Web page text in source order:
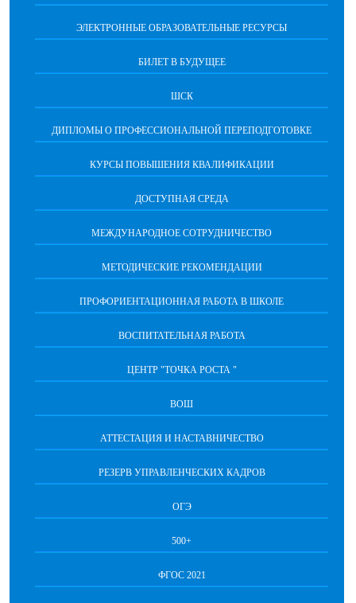
ЭЛЕКТРОННЫЕ ОБРАЗОВАТЕЛЬНЫЕ РЕСУРСЫ
БИЛЕТ В БУДУЩЕЕ
ШСК
ДИПЛОМЫ О ПРОФЕССИОНАЛЬНОЙ ПЕРЕПОДГОТОВКЕ
КУРСЫ ПОВЫШЕНИЯ КВАЛИФИКАЦИИ
ДОСТУПНАЯ СРЕДА
МЕЖДУНАРОДНОЕ СОТРУДНИЧЕСТВО
МЕТОДИЧЕСКИЕ РЕКОМЕНДАЦИИ
ПРОФОРИЕНТАЦИОННАЯ РАБОТА В ШКОЛЕ
ВОСПИТАТЕЛЬНАЯ РАБОТА
ЦЕНТР "ТОЧКА РОСТА "
ВОШ
АТТЕСТАЦИЯ И НАСТАВНИЧЕСТВО
РЕЗЕРВ УПРАВЛЕНЧЕСКИХ КАДРОВ
ОГЭ
500+
ФГОС 2021